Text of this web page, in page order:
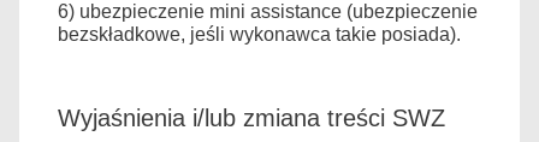
6) ubezpieczenie mini assistance (ubezpieczenie
bezskładkowe, jeśli wykonawca takie posiada).
Wyjaśnienia i/lub zmiana treści SWZ